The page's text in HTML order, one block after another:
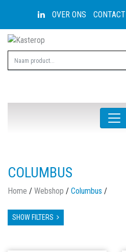
OVER ONS CONTACT
COLUMBUS
Home / Webshop / Columbus /
SHOW FILTERS